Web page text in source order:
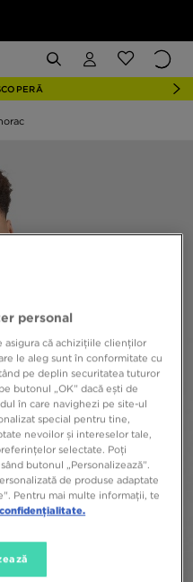
personal
că achizițiile clienților
le aleg sunt în conformitate cu
pe deplin securitatea tuturor
butonul „OK” dacă ești de
în care navighezi pe site-ul
special pentru tine,
nevoilor și intereselor tale,
selectate. Poți
butonul „Personalizează”.
de produse adaptate
Pentru mai multe informații, te